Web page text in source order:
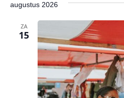
augustus 2026
ZA
15